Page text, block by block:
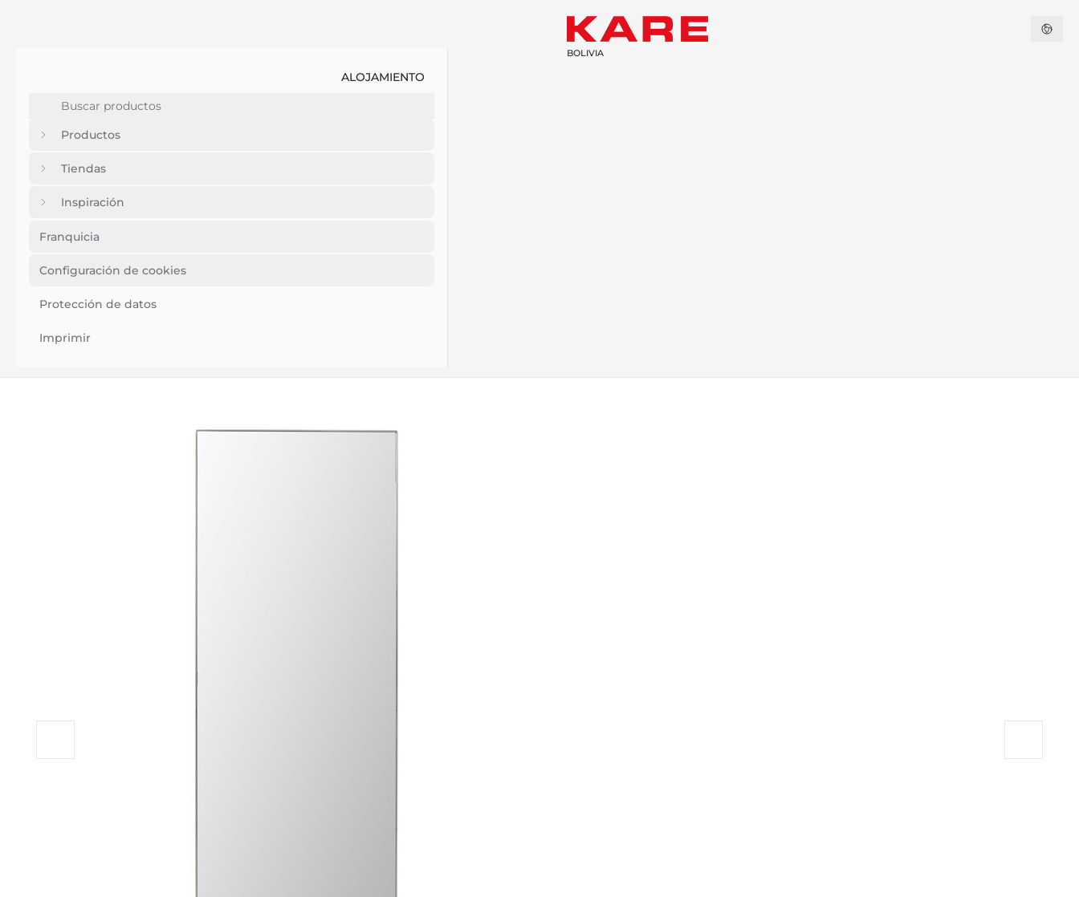
ALOJAMIENTO
Productos
Tiendas
Inspiración
Franquicia
Configuración de cookies
Protección de datos
Imprimir
BOLIVIA